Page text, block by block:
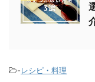
-レシピ・料理